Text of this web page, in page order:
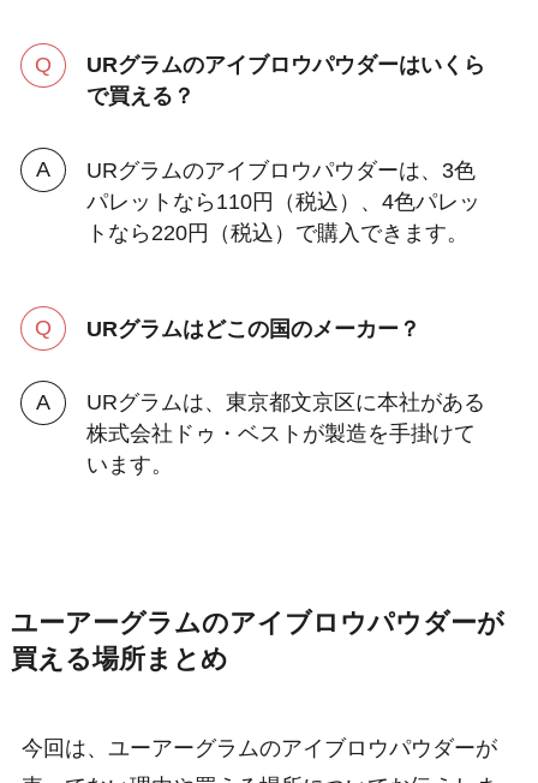
URグラムのアイブロウパウダーはいくら
で買える？
URグラムのアイブロウパウダーは、3色
パレットなら110円（税込）、4色パレッ
トなら220円（税込）で購入できます。
URグラムはどこの国のメーカー？
URグラムは、東京都文京区に本社がある
株式会社ドゥ・ベストが製造を手掛けて
います。
ユーアーグラムのアイブロウパウダーが
買える場所まとめ
今回は、ユーアーグラムのアイブロウパウダーが